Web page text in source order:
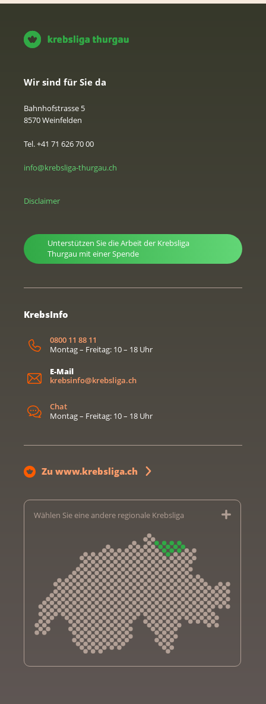
Wir sind für Sie da
Bahnhofstrasse 5
8570 Weinfelden
Tel. +41 71 626 70 00
info@krebsliga-thurgau.ch
Disclaimer
Unterstützen Sie die Arbeit der Krebsliga
Thurgau mit einer Spende
KrebsInfo
0800 11 88 11
Montag – Freitag: 10 – 18 Uhr
E-Mail
krebsinfo@krebsliga.ch
Chat
Montag – Freitag: 10 – 18 Uhr
Zu www.krebsliga.ch
Wählen Sie eine andere regionale Krebsliga